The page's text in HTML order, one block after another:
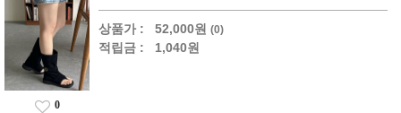
상품가 : 52,000원 (0)
적립금 : 1,040원
0